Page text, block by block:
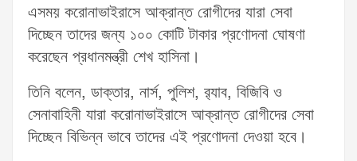
এসময় করোনাভাইরাসে আক্রান্ত রোগীদের যারা সেবা
দিচ্ছেন তাদের জন্য ১০০ কোটি টাকার প্রণোদনা ঘোষণা
করেছেন প্রধানমন্ত্রী শেখ হাসিনা।
তিনি বলেন, ডাক্তার, নার্স, পুলিশ, র‌্যাব, বিজিবি ও
সেনাবাহিনী যারা করোনাভাইরাসে আক্রান্ত রোগীদের সেবা
দিচ্ছেন বিভিন্ন ভাবে তাদের এই প্রণোদনা দেওয়া হবে।